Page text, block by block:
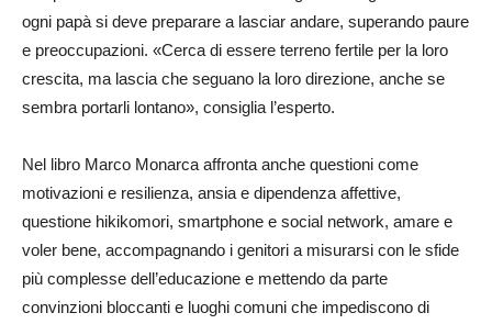
ogni papà si deve preparare a lasciar andare, superando paure
e preoccupazioni. «Cerca di essere terreno fertile per la loro
crescita, ma lascia che seguano la loro direzione, anche se
sembra portarli lontano», consiglia l’esperto.
Nel libro Marco Monarca affronta anche questioni come
motivazioni e resilienza, ansia e dipendenza affettive,
questione hikikomori, smartphone e social network, amare e
voler bene, accompagnando i genitori a misurarsi con le sfide
più complesse dell’educazione e mettendo da parte
convinzioni bloccanti e luoghi comuni che impediscono di